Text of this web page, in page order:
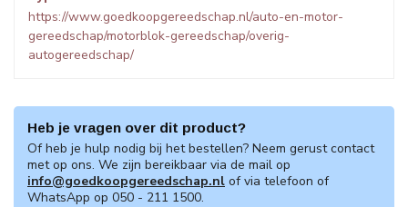
https://www.goedkoopgereedschap.nl/auto-en-motor-
gereedschap/motorblok-gereedschap/overig-
autogereedschap/
Heb je vragen over dit product?
Of heb je hulp nodig bij het bestellen? Neem gerust contact
met op ons. We zijn bereikbaar via de mail op
info@goedkoopgereedschap.nl of via telefoon of
WhatsApp op 050 - 211 1500.